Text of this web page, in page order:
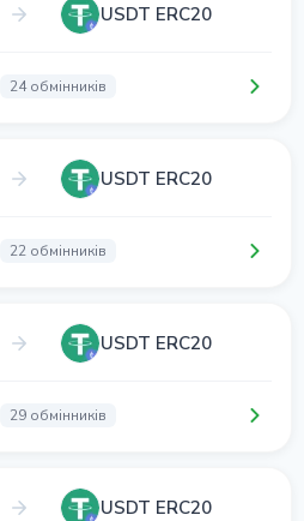
USDT ERC20
24 обмінників
USDT ERC20
22 обмінників
USDT ERC20
29 обмінників
USDT ERC20